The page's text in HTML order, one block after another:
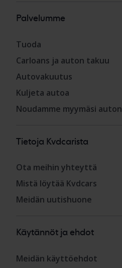
Palvelumme
Tuoda
Carloans ja auton takuu
Autovakuutus
Kuljeta autoa
Noudamme myymäsi auton
Tietoja Kvdcarista
Ota meihin yhteyttä
Mistä löytää Kvdcars
Meidän uutishuone
Käytännöt ja ehdot
Meidän käyttöehdot